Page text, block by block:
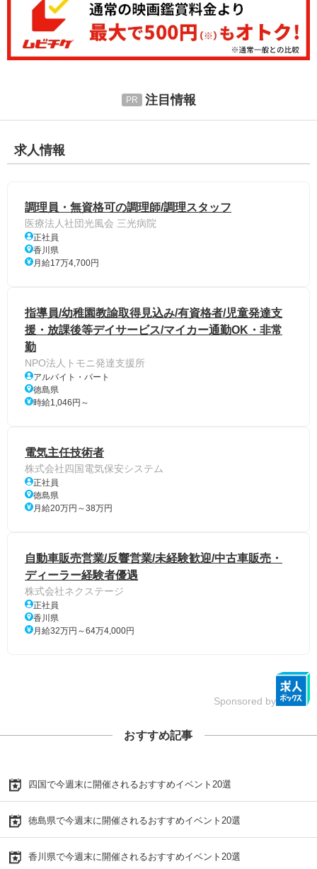
注目情報
求人情報
調理員・無資格可の調理師/調理スタッフ
医療法人社団光風会 三光病院
正社員
香川県
月給17万4,700円
指導員/幼稚園教諭取得見込み/有資格者/児童発達支
援・放課後等デイサービス/マイカー通勤OK・非常
勤
NPO法人トモニ発達支援所
アルバイト・パート
徳島県
時給1,046円～
電気主任技術者
株式会社四国電気保安システム
正社員
徳島県
月給20万円～38万円
自動車販売営業/反響営業/未経験歓迎/中古車販売・
ディーラー経験者優遇
株式会社ネクステージ
正社員
香川県
月給32万円～64万4,000円
Sponsored by
おすすめ記事
四国で今週末に開催されるおすすめイベント20選
徳島県で今週末に開催されるおすすめイベント20選
香川県で今週末に開催されるおすすめイベント20選